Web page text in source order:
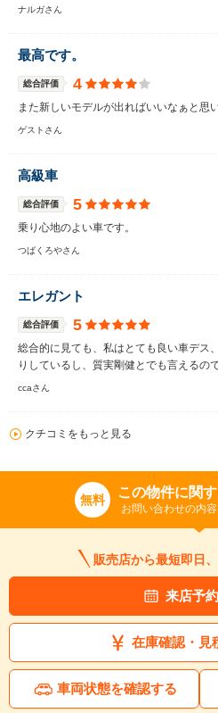
ナルガさん
最高です。
総合評価 4
また新しいモデルが出ればいいなぁと思い
ゲストさん
高級車
総合評価 5
乗り心地のよい車です。
つばくろやさん
エレガント
総合評価 5
総合的に見ても、私はとても良い車デス
りしているし、質実剛健とでも言えるの
ccaさん
クチコミをもっと見る
無料 この物件に関
お問い合わせの内
販売店から最短即日
来店予
在庫確認・見
車両状態を確認する